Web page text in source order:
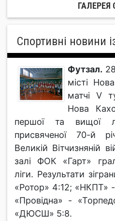
ГАЛЕРЕЯ
Спортивні новини
Футзал.
місті
матчі V
Нова
першої та вищої
присвяченої 70-й
Великій Вітчизняній
залі ФОК «Гарт»
ліги. Результати
«Ротор» 4:12; «НКПТ»
«Провідна» -
«ДЮСШ» 5:8.